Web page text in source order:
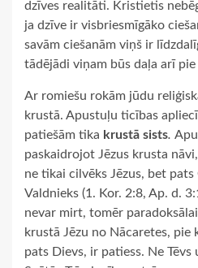
dzīves realitāti. Kristietis
ja dzīve ir visbriesmīgāko
savām ciešanām viņš ir
tādējādi viņam būs daļa arī
Ar romiešu rokām jūdu
krustā. Apustuļu ticības
patiešām tika krustā sists.
paskaidrojot Jēzus krusta
ne tikai cilvēks Jēzus, bet
Valdnieks (1. Kor. 2:8, Ap. d.
nevar mirt, tomēr
krustā Jēzu no Nācaretes, pie
pats Dievs, ir patiess. Ne Tēvs